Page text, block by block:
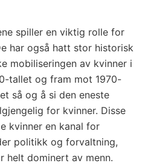
spiller en viktig rolle for
har også hatt stor historisk
mobiliseringen av kvinner i
tallet og fram mot 1970-
så og å si den eneste
for kvinner. Disse
kvinner en kanal for
politikk og forvaltning,
helt dominert av menn.